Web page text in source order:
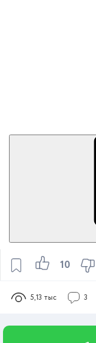
10
5,13 тыс 3